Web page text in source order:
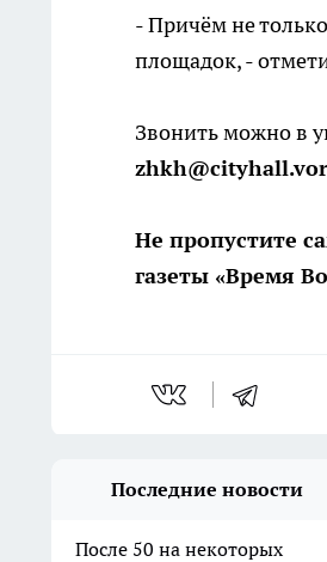
- Причём не
площадок, -
Звонить можно в
Не пропустите
газеты «Время
Последние новости
После 50 на некоторых